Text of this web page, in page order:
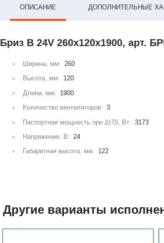
ОПИСАНИЕ ДОПОЛНИТЕЛЬНЫЕ
Бриз В 24V 260x120x1900, арт.
Ширина, мм: 260
Высота, мм: 120
Длина, мм: 1900
Количество вентиляторов: 3
Паспортная мощность при Δt70, Вт: 3173
Напряжение, В: 24
Габаритная высота, мм: 122
Другие варианты